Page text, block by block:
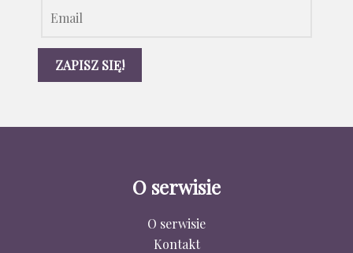
O serwisie
O serwisie
Kontakt